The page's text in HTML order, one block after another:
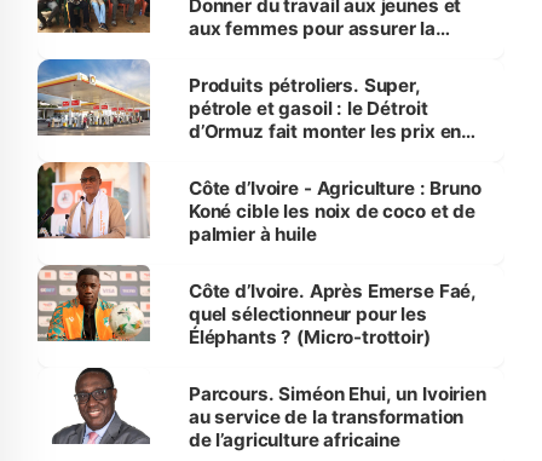
Donner du travail aux jeunes et
aux femmes pour assurer la
menacées
Produits pétroliers. Super,
pétrole et gasoil : le Détroit
d’Ormuz fait monter les prix en
Côte d’Ivoire - Agriculture : Bruno
Koné cible les noix de coco et de
palmier à huile
Côte d’Ivoire. Après Emerse Faé,
quel sélectionneur pour les
Éléphants ? (Micro-trottoir)
Parcours. Siméon Ehui, un Ivoirien
au service de la transformation
de l’agriculture africaine